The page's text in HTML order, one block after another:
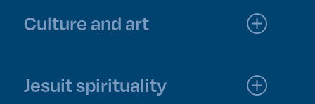
Culture and art
Jesuit spirituality